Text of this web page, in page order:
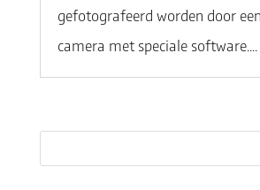
gefotografeerd worden door
camera met speciale software....